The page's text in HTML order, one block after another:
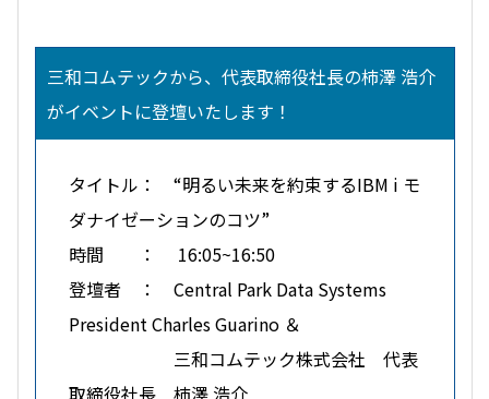
三和コムテックから、代表取締役社長の柿澤 浩介
がイベントに登壇いたします！
タイトル： “明るい未来を約束するIBM i モ
ダナイゼーションのコツ”
時間 ： 16:05~16:50
登壇者 ： Central Park Data Systems
President Charles Guarino ＆
三和コムテック株式会社 代表
取締役社長 柿澤 浩介